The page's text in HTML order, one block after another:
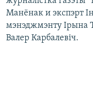
Манёнак и экспэрт
мэнэджмэнту Ірына
Валер Карбалевіч.